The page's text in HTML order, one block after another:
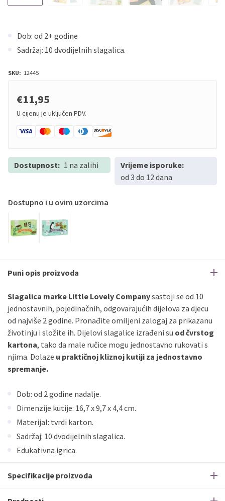
Dob: od 2+ godine
Sadržaj: 10 dvodijelnih slagalica.
SKU: 12445
€11,95
U cijenu je uključen PDV.
Dostupnost: 1 na zalihi
Vrijeme isporuke:
od 3 do 12 dana
Dostupno i u ovim uzorcima
Puni opis proizvoda
Slagalica marke Little Lovely Companysastoji se od 10
jednostavnih, pojedinačnih, odgovarajućih dijelova za djecu
od najviše 2 godine. Pronađite omiljeni zalogaj za prikazanu
životinju i složite ih. Dijelovi slagalice izrađeni su od čvrstog
kartona, tako da male ručice mogu jednostavno rukovati s
njima. Dolaze u praktičnoj kliznoj kutiji za jednostavno
spremanje.
Dob: od 2 godine nadalje.
Dimenzije kutije: 16,7 x 9,7 x 4,4 cm.
Materijal: tvrdi karton.
Sadržaj: 10 dvodijelnih slagalica.
Edukativna igrica.
Specifikacije proizvoda